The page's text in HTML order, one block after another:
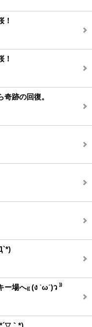
！
！
跡の回復。
場へ₍₍ (ง ˙ω˙)ว ⁾⁾
｀*)